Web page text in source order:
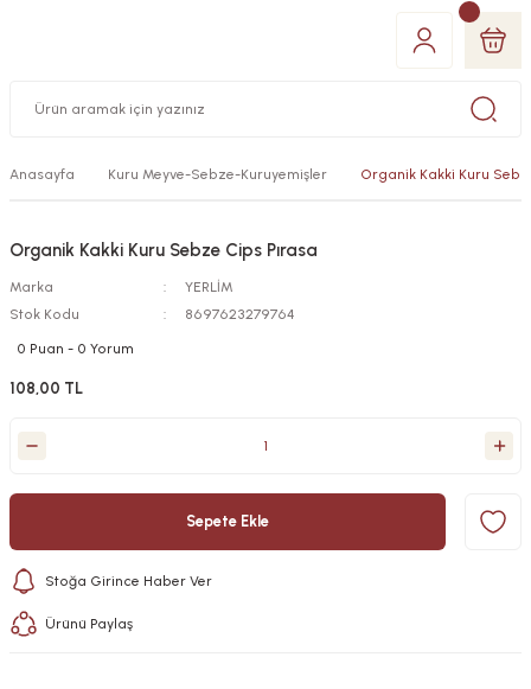
Anasayfa Kuru Meyve-Sebze-Kuruyemişler Organik Kakki Kuru
Organik Kakki Kuru Sebze Cips Pırasa
Marka
YERLİM
Stok Kodu
8697623279764
0 Puan - 0 Yorum
108,00 TL
Sepete Ekle
Stoğa Girince Haber Ver
Ürünü Paylaş